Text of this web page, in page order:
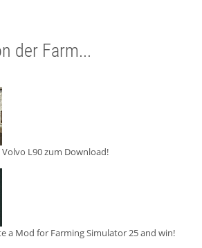
der Farm...
L90 zum Download!
a Mod for Farming Simulator 25 and win!